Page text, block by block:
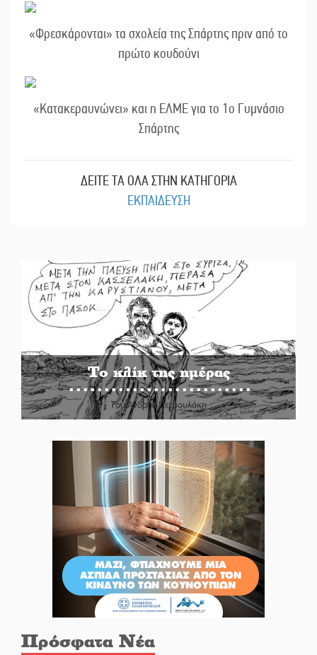
«Φρεσκάρονται» τα σχολεία της Σπάρτης πριν από το
πρώτο κουδούνι
«Κατακεραυνώνει» και η ΕΛΜΕ για το 1ο Γυμνάσιο
Σπάρτης
ΔΕΙΤΕ ΤΑ ΟΛΑ ΣΤΗΝ ΚΑΤΗΓΟΡΙΑ
ΕΚΠΑΙΔΕΥΣΗ
Το κλίκ της ημέρας
Του Ανδρέα Πετρουλάκη
Πρόσφατα Νέα